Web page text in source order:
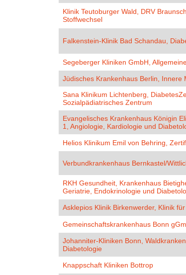
Klinik Teutoburger Wald, DRV
Stoffwechsel
Falkenstein-Klinik Bad Schandau,
Segeberger Kliniken GmbH,
Jüdisches Krankenhaus Berlin, Innere
Sana Klinikum Lichtenberg,
Sozialpädiatrisches Zentrum
Evangelisches Krankenhaus Königin
1, Angiologie, Kardiologie und
Helios Klinikum Emil von Behring,
Verbundkrankenhaus Bernkastel/
RKH Gesundheit, Krankenhaus
Geriatrie, Endokrinologie und
Asklepios Klinik Birkenwerder, Klinik
Gemeinschaftskrankenhaus Bonn
Johanniter-Kliniken Bonn,
Diabetologie
Knappschaft Kliniken Bottrop